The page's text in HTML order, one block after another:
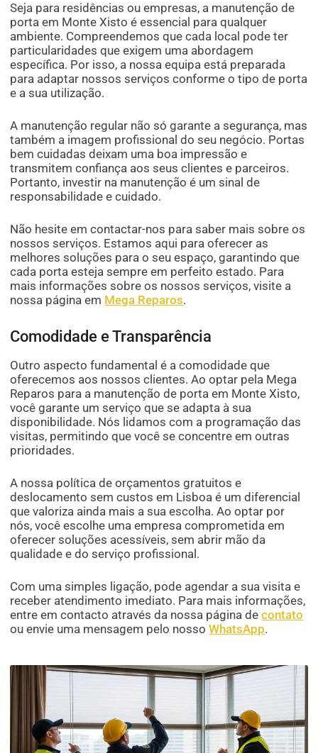
Seja para residências ou empresas, a manutenção de
porta em Monte Xisto é essencial para qualquer
ambiente. Compreendemos que cada local pode ter
particularidades que exigem uma abordagem
específica. Por isso, a nossa equipa está preparada
para adaptar nossos serviços conforme o tipo de porta
e a sua utilização.
A manutenção regular não só garante a segurança, mas
também a imagem profissional do seu negócio. Portas
bem cuidadas deixam uma boa impressão e
transmitem confiança aos seus clientes e parceiros.
Portanto, investir na manutenção é um sinal de
responsabilidade e cuidado.
Não hesite em contactar-nos para saber mais sobre os
nossos serviços. Estamos aqui para oferecer as
melhores soluções para o seu espaço, garantindo que
cada porta esteja sempre em perfeito estado. Para
mais informações sobre os nossos serviços, visite a
nossa página em Mega Reparos.
Comodidade e Transparência
Outro aspecto fundamental é a comodidade que
oferecemos aos nossos clientes. Ao optar pela Mega
Reparos para a manutenção de porta em Monte Xisto,
você garante um serviço que se adapta à sua
disponibilidade. Nós lidamos com a programação das
visitas, permitindo que você se concentre em outras
prioridades.
A nossa política de orçamentos gratuitos e
deslocamento sem custos em Lisboa é um diferencial
que valoriza ainda mais a sua escolha. Ao optar por
nós, você escolhe uma empresa comprometida em
oferecer soluções acessíveis, sem abrir mão da
qualidade e do serviço profissional.
Com uma simples ligação, pode agendar a sua visita e
receber atendimento imediato. Para mais informações,
entre em contacto através da nossa página decontato
ou envie uma mensagem pelo nossoWhatsApp.